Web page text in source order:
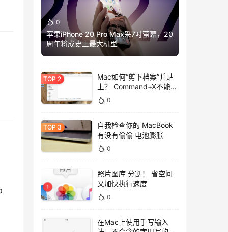
0
苹果iPhone 20 Pro Max采7吋萤幕，20
周年将成史上最大机型
Mac如何“剪下档案”并贴
上？ Command+X不能
用，用这招吧！
0
自我检查你的 MacBook
有没有偷偷 电池膨胀
0
照片图库 分割！ 省空间
又加快执行速度
0
在Mac上使用手写输入